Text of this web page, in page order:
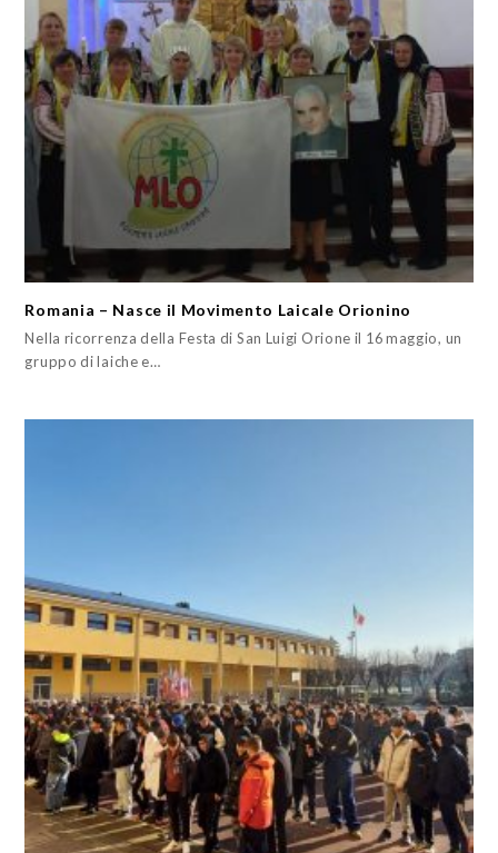
Romania – Nasce il Movimento Laicale Orionino
Nella ricorrenza della Festa di San Luigi Orione il 16 maggio, un
gruppo di laiche e…